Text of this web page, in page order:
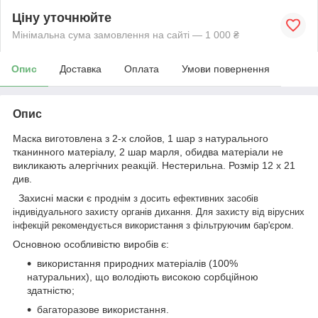
Ціну уточнюйте
Мінімальна сума замовлення на сайті — 1 000 ₴
Опис Доставка Оплата Умови повернення
Опис
Маска виготовлена з 2-х слойов, 1 шар з натурального
тканинного матеріалу, 2 шар марля, обидва матеріали не
викликають алергічних реакцій. Нестерильна. Розмір 12 х 21
див.
Захисні маски є проднім з досить ефективних засобів
індивідуального захисту органів дихання. Для захисту від вірусних
інфекцій рекомендується використання з фільтруючим бар'єром.
Основною особливістю виробів є:
використання природних матеріалів (100%
натуральних), що володіють високою сорбційною
здатністю;
багаторазове використання.